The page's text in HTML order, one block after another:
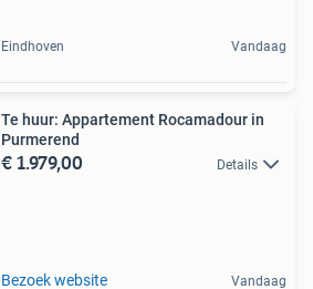
Eindhoven Vandaag
Te huur: Appartement Rocamadour in
Purmerend
€ 1.979,00 Details
Bezoek website Vandaag